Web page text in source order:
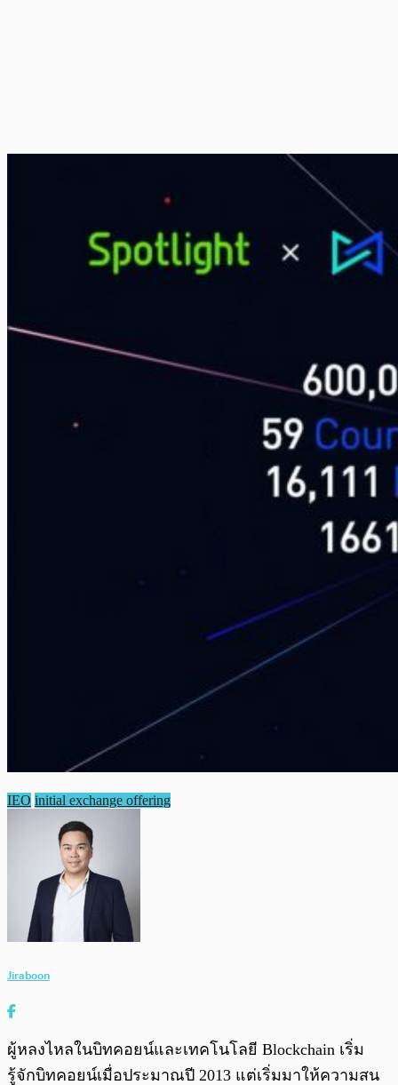
IEO initial exchange offering
Jiraboon
ผู้หลงไหลในบิทคอยน์และเทคโนโลยี Blockchain เริ่ม
รู้จักบิทคอยน์เมื่อประมาณปี 2013 แต่เริ่มมาให้ความสน